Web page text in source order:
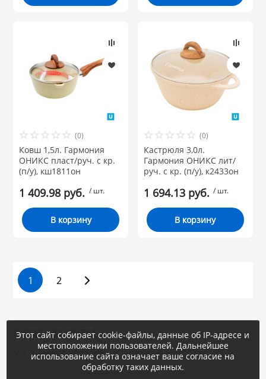
(0)
Ковш 1,5л. Гармония
ОНИКС пласт/руч. с кр.
(п/у), кш1811он
1 409.98 руб. / шт.
В корзину
(0)
Кастрюля 3,0л.
Гармония ОНИКС лит/
руч. с кр. (п/у), к2433он
1 694.13 руб. / шт.
В корзину
1 2
8 (922) 20-80-711
г. Каменск-Уральский, Суворова, 47
2020 © «Уральская Корона : посуда и товары для дома -
Этот сайт собирает cookie-файлы, данные об IP-адресе и
местоположении пользователей. Дальнейшее
использование сайта означает ваше согласие на
обработку таких данных.